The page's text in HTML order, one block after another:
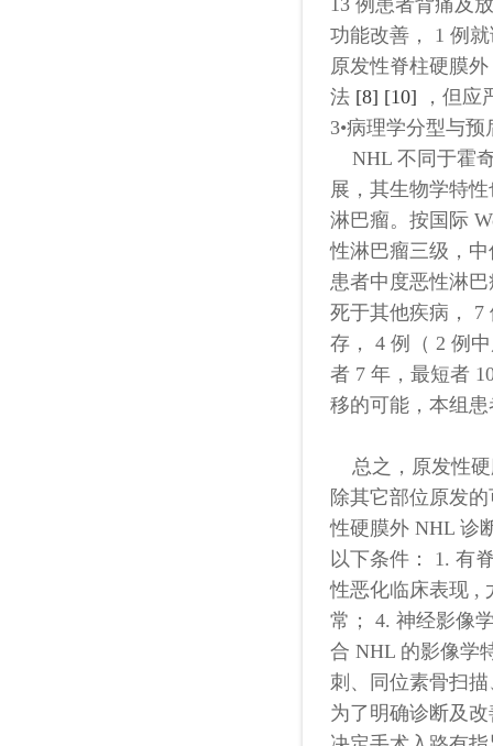
13 例患者背痛及
功能改善， 1 例
原发性脊柱硬膜
法 [8] [10]
，但
3•病理学分型与预
NHL 不同于霍奇
展，其生物学特
淋巴瘤。按国际
性淋巴瘤三级，
患者中度恶性淋
死于其他疾病， 7
存， 4 例（ 2 例
者 7 年，最短者
移的可能，本组
总之，原发性硬
除其它部位原发
性硬膜外 NHL 诊
以下条件： 1. 有
性恶化临床表现 ,
常； 4. 神经影像
合 NHL 的影像学
刺、同位素骨扫
为了明确诊断及